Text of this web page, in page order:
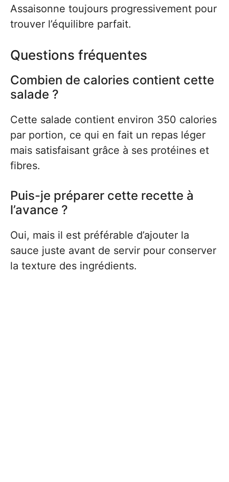
Assaisonne toujours progressivement pour
trouver l’équilibre parfait.
Questions fréquentes
Combien de calories contient cette
salade ?
Cette salade contient environ 350 calories
par portion, ce qui en fait un repas léger
mais satisfaisant grâce à ses protéines et
fibres.
Puis-je préparer cette recette à
l’avance ?
Oui, mais il est préférable d’ajouter la
sauce juste avant de servir pour conserver
la texture des ingrédients.